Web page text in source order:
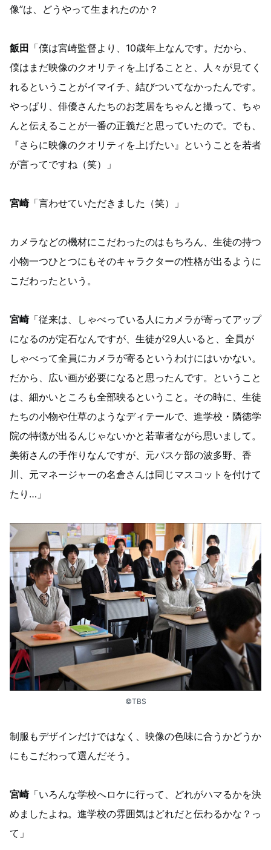
像”は、どうやって生まれたのか？
飯田 「僕は宮崎監督より、10歳年上なんです。だから、
僕はまだ映像のクオリティを上げることと、人々が見てく
れるということがイマイチ、結びついてなかったんです。
やっぱり、俳優さんたちのお芝居をちゃんと撮って、ちゃ
んと伝えることが一番の正義だと思っていたので。でも、
『さらに映像のクオリティを上げたい』ということを若者
が言ってですね（笑）」
宮崎「言わせていただきました（笑）」
カメラなどの機材にこだわったのはもちろん、生徒の持つ
小物一つひとつにもそのキャラクターの性格が出るように
こだわったという。
宮崎「従来は、しゃべっている人にカメラが寄ってアップ
になるのが定石なんですが、生徒が29人いると、全員が
しゃべって全員にカメラが寄るというわけにはいかない。
だから、広い画が必要になると思ったんです。ということ
は、細かいところも全部映るということ。その時に、生徒
たちの小物や仕草のようなディテールで、進学校・隣徳学
院の特徴が出るんじゃないかと若輩者ながら思いまして。
美術さんの手作りなんですが、元バスケ部の波多野、香
川、元マネージャーの名倉さんは同じマスコットを付けて
たり…」
©TBS
制服もデザインだけではなく、映像の色味に合うかどうか
にもこだわって選んだそう。
宮崎「いろんな学校へロケに行って、どれがハマるかを決
めましたよね。進学校の雰囲気はどれだと伝わるかな？っ
て」